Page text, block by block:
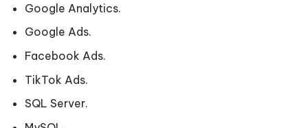
Google Analytics.
Google Ads.
Facebook Ads.
TikTok Ads.
SQL Server.